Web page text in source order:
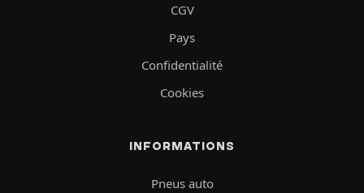
CGV
Pays
Confidentialité
Cookies
INFORMATIONS
Pneus auto